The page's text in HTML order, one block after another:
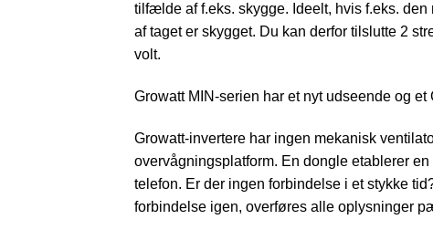
tilfælde af f.eks. skygge. Ideelt, hvis f.eks.
af taget er skygget. Du kan derfor tilslutte 2
volt.
Growatt MIN-serien har et nyt udseende og
Growatt-invertere har ingen mekanisk
overvågningsplatform. En dongle etablerer
telefon. Er der ingen forbindelse i et stykke
forbindelse igen, overføres alle oplysninger